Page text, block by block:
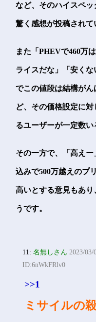
など、そのハイスペッ
驚く感想が投稿されて
また「PHEVで460万
ライスだな」「安く
でこの値段は結構がん
ど、その価格設定に
るユーザーが一定数い
その一方で、「高え
込みで500万越えのプ
高いとする意見もあり
うです。
11:名無しさん 2023/03/
ID:6nWkFRlv0
>>1
ミサイルの